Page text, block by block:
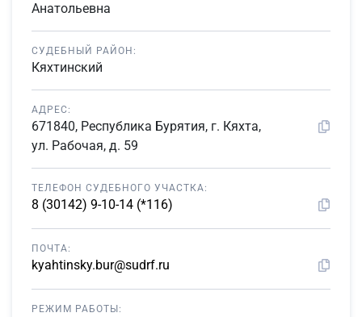
Анатольевна
СУДЕБНЫЙ РАЙОН:
Кяхтинский
АДРЕС:
671840, Республика Бурятия, г. Кяхта,
ул. Рабочая, д. 59
ТЕЛЕФОН СУДЕБНОГО УЧАСТКА:
8 (30142) 9-10-14 (*116)
ПОЧТА:
kyahtinsky.bur@sudrf.ru
РЕЖИМ РАБОТЫ: